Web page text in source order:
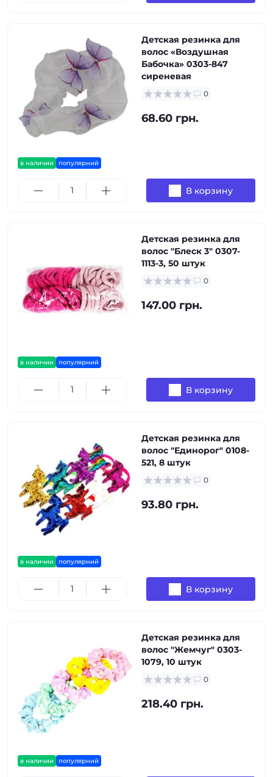
в наличии популярний
Детская резинка для
волос «Воздушная
Бабочка» 0303-847
сиреневая
0
68.60 грн.
В корзину
в наличии популярний
Детская резинка для
волос "Блеск 3" 0307-
1113-3, 50 штук
0
147.00 грн.
В корзину
в наличии популярний
Детская резинка для
волос "Единорог" 0108-
521, 8 штук
0
93.80 грн.
В корзину
в наличии популярний
Детская резинка для
волос "Жемчуг" 0303-
1079, 10 штук
0
218.40 грн.